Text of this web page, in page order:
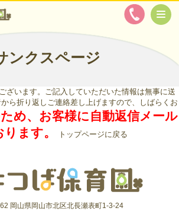
ンクスページ
ざいます。ご記入していただいた情報は無事に送
ら折り返しご連絡差し上げますので、しばらくお
め、お客様に自動返信メール
ます。
トップページに戻る
岡山県岡山市北区北長瀬表町1-3-24